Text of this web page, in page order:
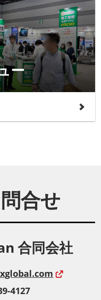
ー
合せ
合同会社
4127